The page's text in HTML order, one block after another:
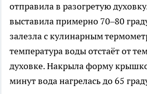
отправила в разогретую
выставила примерно 70–80
залезла с кулинарным
температура воды отстаёт от
духовке. Накрыла форму
минут вода нагрелась до 65